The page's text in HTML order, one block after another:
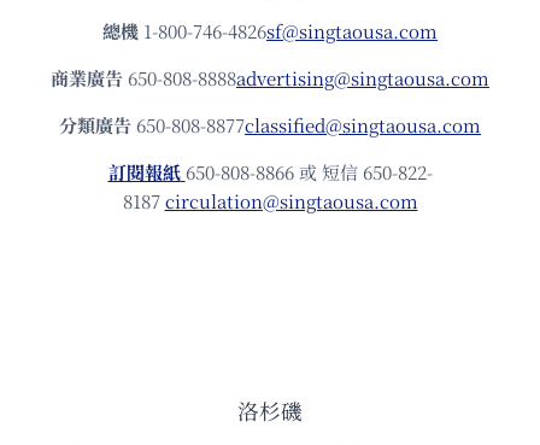
總機 1-800-746-4826sf@singtaousa.com
商業廣告 650-808-8888advertising@singtaousa.com
分類廣告 650-808-8877classified@singtaousa.com
訂閱報紙 650-808-8866 或 短信 650-822-
8187circulation@singtaousa.com
洛杉磯